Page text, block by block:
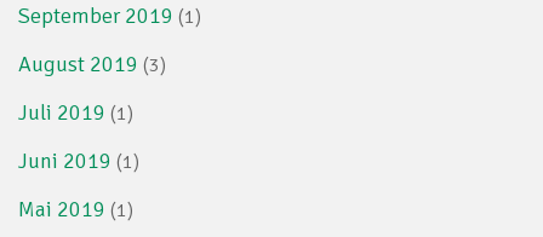
September 2019 (1)
August 2019 (3)
Juli 2019 (1)
Juni 2019 (1)
Mai 2019 (1)